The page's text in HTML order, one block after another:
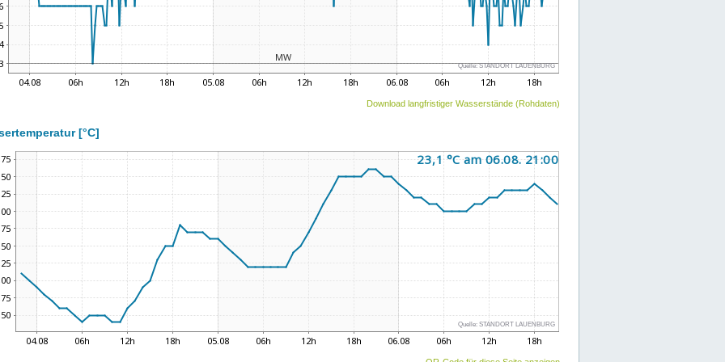
Download langfristiger Wasserstände (Rohdaten)
[°C]